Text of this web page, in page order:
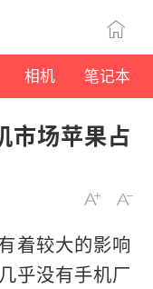
相机 笔记本
市场苹果占
着较大的影响
乎没有手机厂